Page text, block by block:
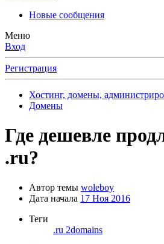
Новые сообщения
Меню
Вход
Регистрация
Хостинг, домены,
Домены
Где дешевле
.ru?
Автор темы woleboy
Дата начала 17 Ноя 2016
Теги
.ru 2domains